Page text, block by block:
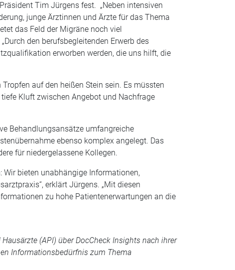
Tim Jürgens fest. „Neben intensiven
junge Ärztinnen und Ärzte für das Thema
das Feld der Migräne noch viel
den berufsbegleitenden Erwerb des
erworben werden, die uns hilft, die
auf den heißen Stein sein. Es müssten
Kluft zwischen Angebot und Nachfrage
Behandlungsansätze umfangreiche
ebenso komplex angelegt. Das
für niedergelassene Kollegen.
Wir bieten unabhängige Informationen,
erklärt Jürgens. „Mit diesen
zu hohe Patientenerwartungen an die
(API) über DocCheck Insights nach ihrer
Informationsbedürfnis zum Thema